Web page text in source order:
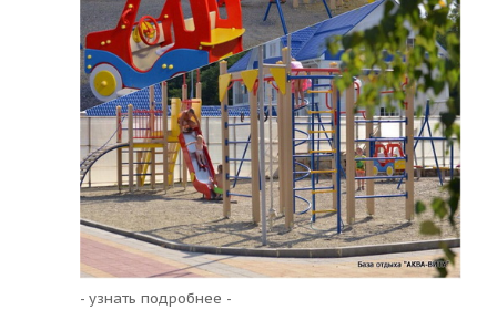
- узнать подробнее -